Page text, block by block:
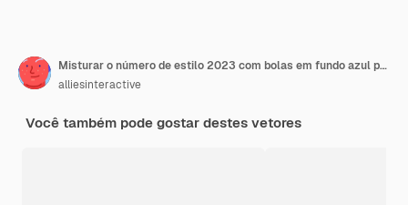
Misturar o número de estilo 2023 com bolas em fundo azul para o conceito de feliz ano novo
alliesinteractive
Você também pode gostar destes vetores